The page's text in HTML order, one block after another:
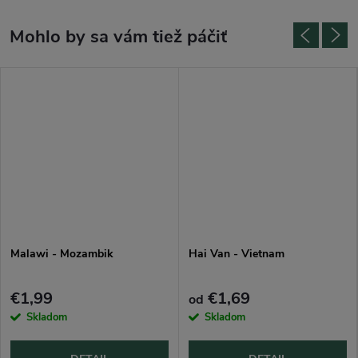
Malawi - Mozambik
€1,99
Skladom
Hai Van - Vietnam
od €1,69
Skladom